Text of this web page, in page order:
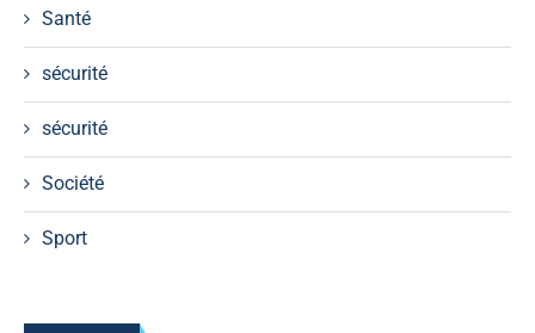
Santé
sécurité
sécurité
Société
Sport